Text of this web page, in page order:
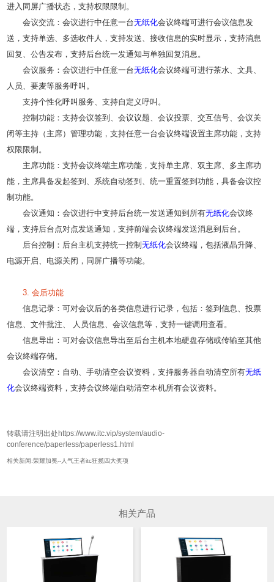
进入同屏广播状态，支持权限限制。
会议交流：会议进行中任意一台无纸化会议终端可进行会议信息发
送，支持单选、多选收件人，支持发送、接收信息的实时显示，支持消息
回复、公告发布，支持后台统一发通知与单独回复消息。
会议服务：会议进行中任意一台无纸化会议终端可进行茶水、文具、
人员、要麦等服务呼叫。
支持个性化呼叫服务、支持自定义呼叫。
控制功能：支持会议签到、会议议题、会议投票、交互信号、会议关
闭等主持（主席）管理功能，支持任意一台会议终端设置主席功能，支持
权限限制。
主席功能：支持会议终端主席功能，支持单主席、双主席、多主席功
能，主席具备发起签到、系统自动签到、统一重置签到功能，具备会议控
制功能。
会议通知：会议进行中支持后台统一发送通知到所有无纸化会议终
端，支持后台点对点发送通知，支持前端会议终端发送消息到后台。
后台控制：后台主机支持统一控制 无纸化会议终端，包括液晶升降、
电源开启、电源关闭，同屏广播等功能。
3. 会后功能
信息记录：可对会议后的各类信息进行记录，包括：签到信息、投票
信息、文件批注、 人员信息、会议信息等，支持一键调用查看。
信息导出：可对会议信息导出至后台主机本地硬盘存储或传输至其他
会议终端存储。
会议清空：自动、手动清空会议资料，支持服务器自动清空所有无纸
化会议终端资料，支持会议终端自动清空本机所有会议资料。
转载请注明出处https://www.itc.vip/system/audio-
conference/paperless/paperless1.html
相关新闻:荣耀加冕--人气王者itc狂揽四大奖项
相关产品